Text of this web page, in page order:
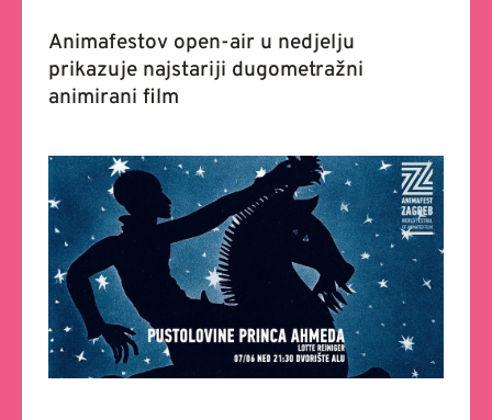
Animafestov open-air u nedjelju
prikazuje najstariji dugometražni
animirani film